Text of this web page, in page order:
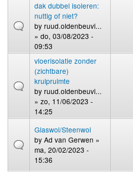
dak dubbel isoleren:
nuttig of niet?
by ruud.oldenbeuvi...
» do, 03/08/2023 -
09:53
vloerisolatie zonder
(zichtbare)
kruipruimte
by ruud.oldenbeuvi...
» zo, 11/06/2023 -
14:25
Glaswol/Steenwol
by Ad van Gerwen »
ma, 20/02/2023 -
15:36